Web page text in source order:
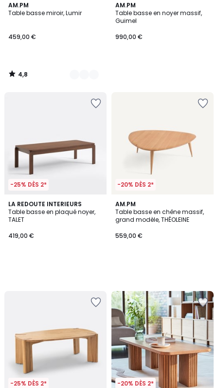
AM.PM
Table basse miroir, Lumir
459,00 €
4,8
/ 5
2
Couleurs
4,8
/
AM.PM
Table basse en noyer massif,
Guimel
990,00 €
-25% DÈS 2*
LA REDOUTE INTERIEURS
Table basse en plaqué noyer,
TALET
419,00 €
-20% DÈS 2*
AM.PM
Table basse en chêne massif,
grand modèle, THÉOLEINE
559,00 €
-25% DÈS 2* -20% DÈS 2*